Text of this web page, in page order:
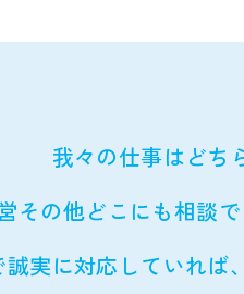
我々の仕事はどち
その他どこにも相談
実に対応していれば